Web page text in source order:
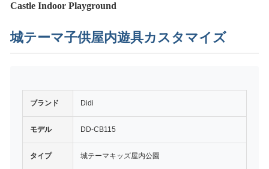
Castle Indoor Playground
城テーマ子供屋内遊具カスタマイズ
ブランド Didi
モデル DD-CB115
タイプ 城テーマキッズ屋内公園